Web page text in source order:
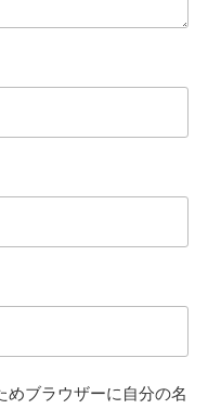
めブラウザーに自分の名